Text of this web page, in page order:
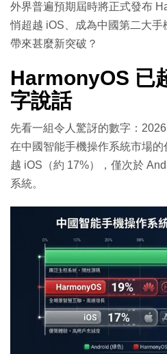
外界普遍預期屆時將正式發布
悄超越 iOS、成為中國第二大手
帶來甚麼新突破？
HarmonyOS 已
字說話
先看一組令人驚訝的數字：
在中國智能手機操作系統市場的
越 iOS（約 17%），僅次於
系統。